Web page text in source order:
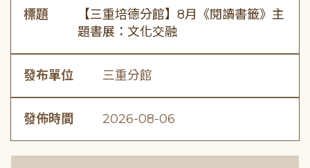
標題
【三重培德分館】8月《閱讀書籤》主
題書展：文化交融
發布單位 三重分館
發佈時間 2026-08-06